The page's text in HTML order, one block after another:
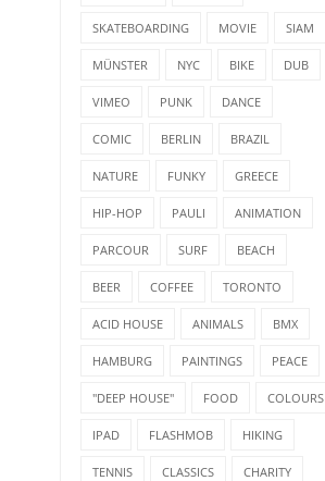
SKATEBOARDING MOVIE SIAM
MÜNSTER NYC BIKE DUB
VIMEO PUNK DANCE
COMIC BERLIN BRAZIL
NATURE FUNKY GREECE
HIP-HOP PAULI ANIMATION
PARCOUR SURF BEACH
BEER COFFEE TORONTO
ACID HOUSE ANIMALS BMX
HAMBURG PAINTINGS PEACE
"DEEP HOUSE" FOOD COLOURS
IPAD FLASHMOB HIKING
TENNIS CLASSICS CHARITY